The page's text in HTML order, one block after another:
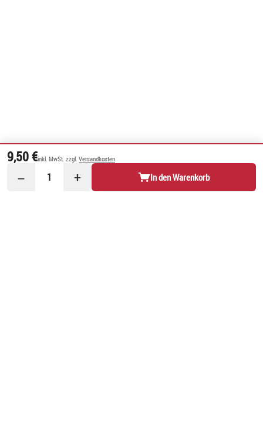
9,50 €inkl. MwSt. zzgl. Versandkosten
− 1 + In den Warenkorb